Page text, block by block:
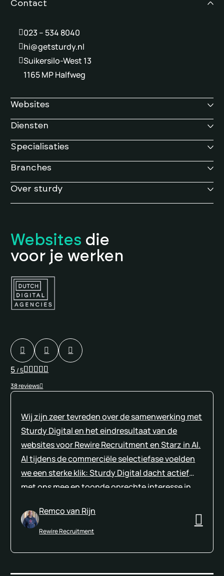
Contact
023 – 534 8040
hi@getsturdy.nl
Suikersilo-West 13
1165 MP Halfweg
Websites
Diensten
Specialisaties
Branches
Over sturdy
Websites die
voor je werken
5/ 5
38 reviews
Wij zijn zeer tevreden over de samenwerking met
Sturdy Digital en het eindresultaat van de
websites voor Rewire Recruitment en Starz in AI.
Al tijdens de commerciële selectiefase voelden
we een sterke klik: Sturdy Digital dacht actief
met ons mee en toonde oprechte interesse in
betrokkenheid en het gevoel van partnerschap
gaven voor ons de doorslag. Onze keuze voor
bijbehorende onderdelen zoals
Remco van Rijn
Rewire Recruitment